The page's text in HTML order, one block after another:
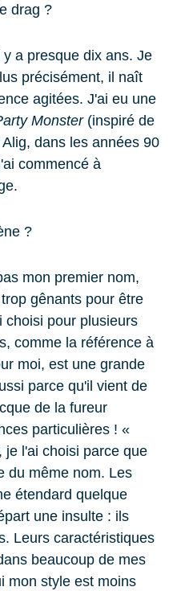
drag ?
a presque dix ans. Je
précisément, il naît
agitées. J'ai eu une
Monster(inspiré de
dans les années 90
commencé à
?
mon premier nom,
gênants pour être
choisi pour plusieurs
comme la référence à
moi, est une grande
parce qu'il vient de
de la fureur
particulières ! «
je l'ai choisi parce que
du même nom. Les
étendard quelque
une insulte : ils
Leurs caractéristiques
beaucoup de mes
mon style est moins